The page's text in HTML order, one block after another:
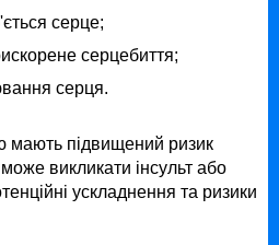
серце;
серцебиття;
серця.
мають підвищений ризик
викликати інсульт або
ускладнення та ризики